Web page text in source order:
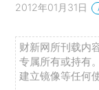
2012年01月31日
财新网所刊载内
专属所有或持有
建立镜像等任何